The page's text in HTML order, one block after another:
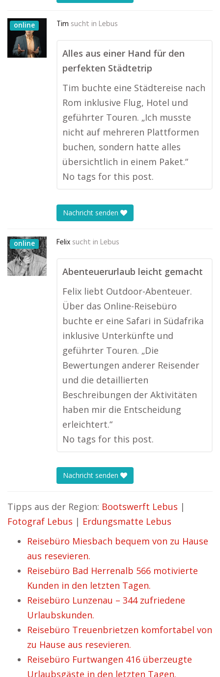
online Tim sucht in Lebus
Alles aus einer Hand für den
perfekten Städtetrip
Tim buchte eine Städtereise nach
Rom inklusive Flug, Hotel und
geführter Touren. „Ich musste
nicht auf mehreren Plattformen
buchen, sondern hatte alles
übersichtlich in einem Paket.“
No tags for this post.
Nachricht senden
online Felix sucht in Lebus
Abenteuerurlaub leicht gemacht
Felix liebt Outdoor-Abenteuer.
Über das Online-Reisebüro
buchte er eine Safari in Südafrika
inklusive Unterkünfte und
geführter Touren. „Die
Bewertungen anderer Reisender
und die detaillierten
Beschreibungen der Aktivitäten
haben mir die Entscheidung
erleichtert.“
No tags for this post.
Nachricht senden
Tipps aus der Region: Bootswerft Lebus |
Fotograf Lebus | Erdungsmatte Lebus
Reisebüro Miesbach bequem von zu Hause
aus resevieren.
Reisebüro Bad Herrenalb 566 motivierte
Kunden in den letzten Tagen.
Reisebüro Lunzenau – 344 zufriedene
Urlaubskunden.
Reisebüro Treuenbrietzen komfortabel von
zu Hause aus resevieren.
Reisebüro Furtwangen 416 überzeugte
Urlaubsgäste in den letzten Tagen.